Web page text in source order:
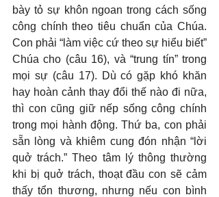
bày tỏ sự khôn ngoan trong cách sống
công chính theo tiêu chuẩn của Chúa.
Con phải “làm việc cứ theo sự hiểu biết”
Chúa cho (câu 16), và “trung tín” trong
mọi sự (câu 17). Dù có gặp khó khăn
hay hoàn cảnh thay đổi thế nào đi nữa,
thì con cũng giữ nếp sống công chính
trong mọi hành động. Thứ ba, con phải
sẵn lòng và khiêm cung đón nhận “lời
quở trách.” Theo tâm lý thông thường
khi bị quở trách, thoạt đầu con sẽ cảm
thấy tổn thương, nhưng nếu con bình